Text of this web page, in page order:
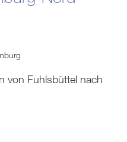
von Fuhlsbüttel nach